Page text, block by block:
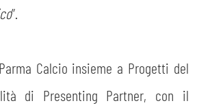
”.
Calcio insieme a Progetti del
di Presenting Partner, con il